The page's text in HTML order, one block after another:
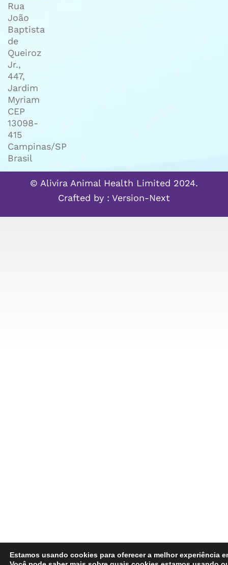
Rua
João
Baptista
de
Queiroz
Jr.,
447,
Jardim
Myriam
CEP
13098-
415
Campinas/SP
Brasil
© Alivira Animal Health Limited 2024.
Crafted by : Version-Next
Estamos usando cookies para oferecer a melhor experiência